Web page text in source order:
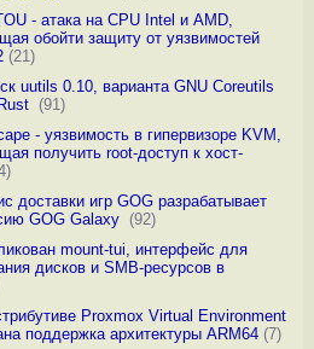
- атака на CPU Intel и AMD,
обойти защиту от уязвимостей
(21)
uutils 0.10, варианта GNU Coreutils
(91)
- уязвимость в гипервизоре KVM,
получить root-доступ к хост-
доставки игр GOG разрабатывает
GOG Galaxy
(92)
mount-tui, интерфейс для
дисков и SMB-ресурсов в
Proxmox Virtual Environment
поддержка архитектуры ARM64(7)